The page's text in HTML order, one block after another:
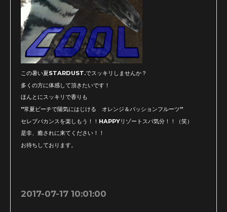
この暑い夏STARDUST.でスッキリしませんか？
多くの方に体感して頂きたいです！
ほんとにスッキリで香りも
”常夏ビーチで陽気にはじける オレンジ＆パッションフルーツ”
セレブバカンスを楽しもう！！HAPPYリゾートスパ気分！！（笑）
是非、癒されに来てください！！
お待ちしております。
2017-07-17 10:01:00